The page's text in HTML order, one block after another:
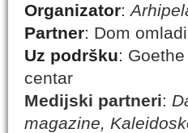
Organizator:
Partner: Dom
Uz podršku:
centar
Medijski partneri:
magazine,